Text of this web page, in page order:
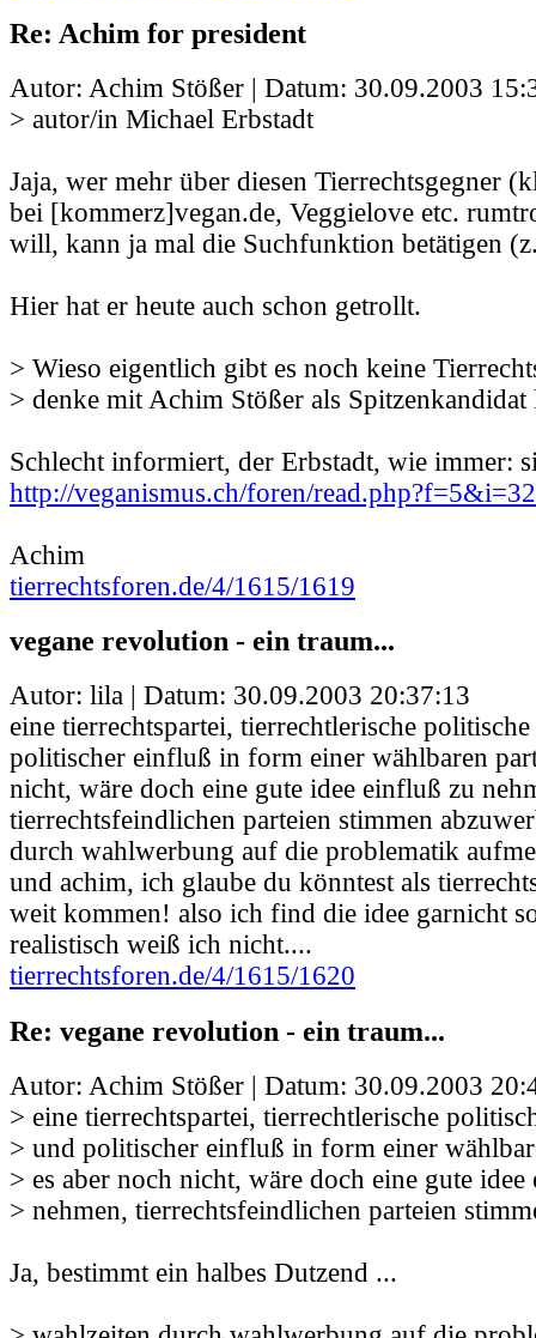
Re: Achim for president
Autor: Achim Stößer | Datum: 30.09.2003
> autor/in Michael Erbstadt
Jaja, wer mehr über diesen Tierrechtsgegner
bei [kommerz]vegan.de, Veggielove etc.
will, kann ja mal die Suchfunktion betätigen
Hier hat er heute auch schon getrollt.
> Wieso eigentlich gibt es noch keine
> denke mit Achim Stößer als Spitzenkandidat
Schlecht informiert, der Erbstadt, wie immer:
http://veganismus.ch/foren/
Achim
tierrechtsforen.de/4/1615/1619
vegane revolution - ein traum...
Autor: lila | Datum: 30.09.2003 20:37:13
eine tierrechtspartei, tierrechtlerische
politischer einfluß in form einer wählbaren
nicht, wäre doch eine gute idee einfluß zu
tierrechtsfeindlichen parteien stimmen
durch wahlwerbung auf die problematik
und achim, ich glaube du könntest als
weit kommen! also ich find die idee garnicht
realistisch weiß ich nicht....
tierrechtsforen.de/4/1615/1620
Re: vegane revolution - ein traum...
Autor: Achim Stößer | Datum: 30.09.2003
> eine tierrechtspartei, tierrechtlerische
> und politischer einfluß in form einer
> es aber noch nicht, wäre doch eine gute
> nehmen, tierrechtsfeindlichen parteien
Ja, bestimmt ein halbes Dutzend ...